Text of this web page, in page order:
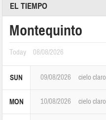
EL TIEMPO
Montequinto
Today 08/08/2026
SUN 09/08/2026 cielo claro
MON 10/08/2026 cielo claro